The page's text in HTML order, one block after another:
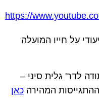
https://
על חייו המועלה
לדר' גלית סיני –
המהירהכאן